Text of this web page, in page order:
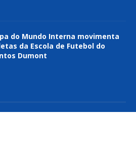
do Mundo Interna movimenta
da Escola de Futebol do
Dumont